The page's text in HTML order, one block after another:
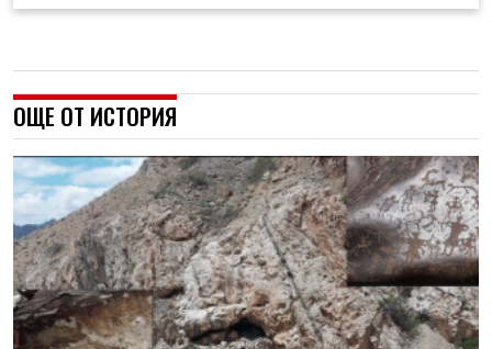
ОЩЕ ОТ ИСТОРИЯ